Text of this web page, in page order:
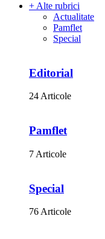
+ Alte rubrici
Actualitate
Pamflet
Special
Editorial
24 Articole
Pamflet
7 Articole
Special
76 Articole